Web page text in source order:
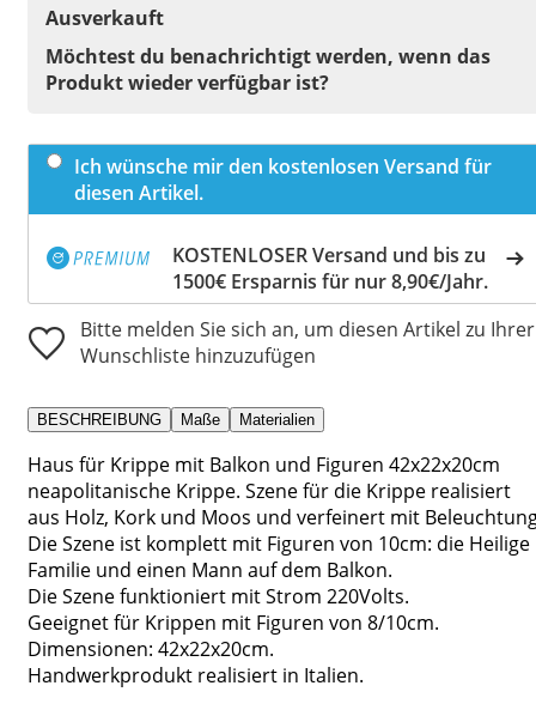
Ausverkauft
Möchtest du benachrichtigt werden, wenn das
Produkt wieder verfügbar ist?
Ich wünsche mir den kostenlosen Versand für
diesen Artikel.
KOSTENLOSER Versand und bis zu
1500€ Ersparnis für nur 8,90€/Jahr.
Bitte melden Sie sich an, um diesen Artikel zu Ihrer
Wunschliste hinzuzufügen
BESCHREIBUNG Maße Materialien
Haus für Krippe mit Balkon und Figuren 42x22x20cm
neapolitanische Krippe. Szene für die Krippe realisiert
aus Holz, Kork und Moos und verfeinert mit
Die Szene ist komplett mit Figuren von 10cm: die Heilige
Familie und einen Mann auf dem Balkon.
Die Szene funktioniert mit Strom 220Volts.
Geeignet für Krippen mit Figuren von 8/10cm.
Dimensionen: 42x22x20cm.
Handwerkprodukt realisiert in Italien.